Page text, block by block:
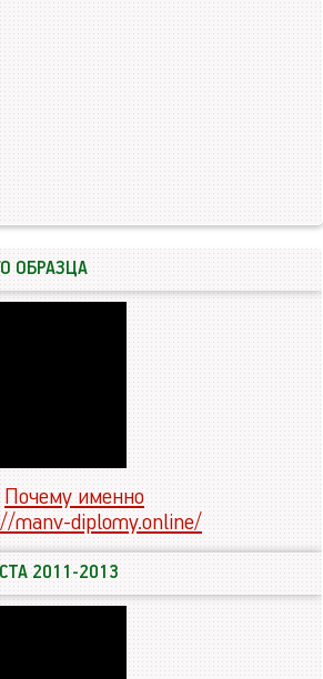
ОБРАЗЦА
Почему именно
manv-diplomy.online/
2011-2013